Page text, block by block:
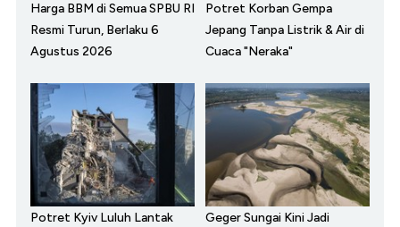
Harga BBM di Semua SPBU RI
Resmi Turun, Berlaku 6
Agustus 2026
Potret Korban Gempa
Jepang Tanpa Listrik & Air di
Cuaca "Neraka"
Potret Kyiv Luluh Lantak
Geger Sungai Kini Jadi